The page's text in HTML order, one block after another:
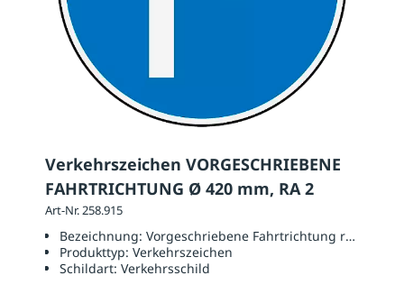
Verkehrszeichen VORGESCHRIEBENE
FAHRTRICHTUNG Ø 420 mm, RA 2
Art-Nr. 258.915
Bezeichnung: Vorgeschriebene Fahrtrichtung rechts
Produkttyp: Verkehrszeichen
Schildart: Verkehrsschild